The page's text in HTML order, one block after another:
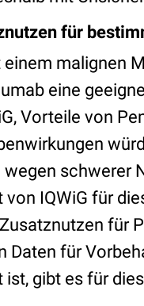
für
malignen
eine
Vorteile von
schwerer
von IQWiG für
für
Daten für
ist, gibt es für